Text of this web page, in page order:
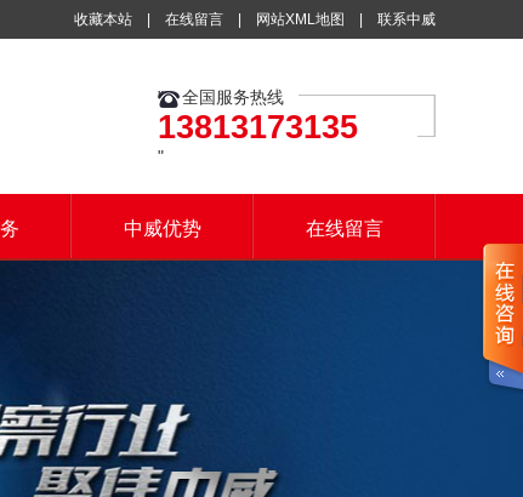
收藏本站 在线留言 网站XML地图 联系中威
全国服务热线
13813173135
中威优势 在线留言